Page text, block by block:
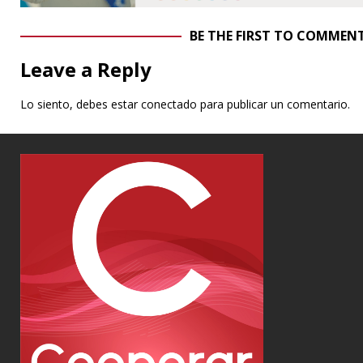
BE THE FIRST TO
Leave a Reply
Lo siento, debes estarconectado para publicar un comentario.